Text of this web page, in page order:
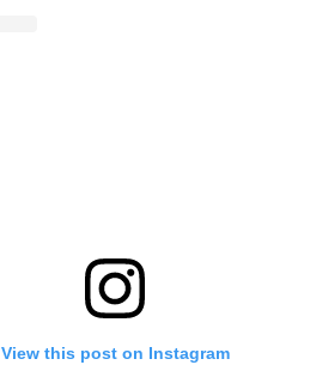
View this post on Instagram